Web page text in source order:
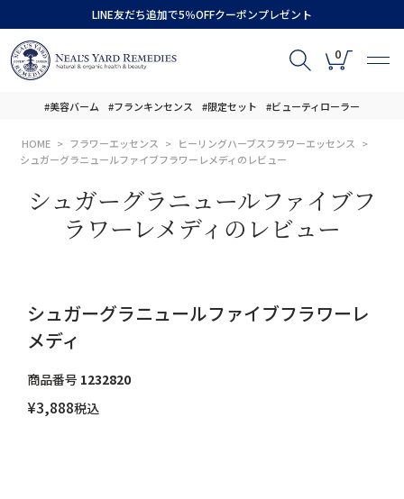
LINE友だち追加で5％OFFクーポンプレゼント
0
#美容バーム #フランキンセンス #限定セット #ビューティローラー
HOME フラワーエッセンス
ヒーリングハーブスフラワーエッセンス
シュガーグラニュールファイブフラワーレメディのレビュー
シュガーグラニュールファイブフ
ラワーレメディのレビュー
シュガーグラニュールファイブフラワーレ
メディ
商品番号 1232820
¥3,888税込